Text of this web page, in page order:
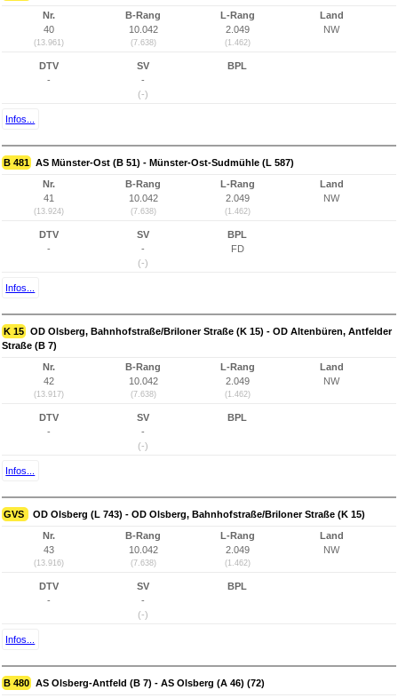
Nr.
40
(13.961)
B-Rang
10.042
(7.638)
L-Rang
2.049
(1.462)
Land
NW
DTV
-
SV
-
(-)
BPL
Infos...
B 481 AS Münster-Ost (B 51) - Münster-Ost-Sudmühle (L 587)
Nr.
41
(13.924)
B-Rang
10.042
(7.638)
L-Rang
2.049
(1.462)
Land
NW
DTV
-
SV
-
(-)
BPL
FD
Infos...
K 15 OD Olsberg, Bahnhofstraße/Briloner Straße (K 15) - OD Altenbüren, Antfelder
Straße (B 7)
Nr.
42
(13.917)
B-Rang
10.042
(7.638)
L-Rang
2.049
(1.462)
Land
NW
DTV
-
SV
-
(-)
BPL
Infos...
GVS OD Olsberg (L 743) - OD Olsberg, Bahnhofstraße/Briloner Straße (K 15)
Nr.
43
(13.916)
B-Rang
10.042
(7.638)
L-Rang
2.049
(1.462)
Land
NW
DTV
-
SV
-
(-)
BPL
Infos...
B 480 AS Olsberg-Antfeld (B 7) - AS Olsberg (A 46) (72)